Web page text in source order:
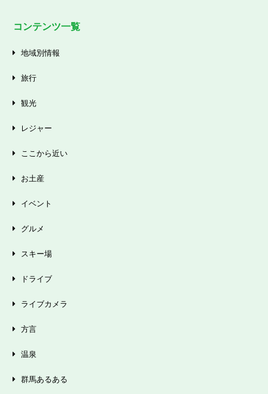
コンテンツ一覧
地域別情報
旅行
観光
レジャー
ここから近い
お土産
イベント
グルメ
スキー場
ドライブ
ライブカメラ
方言
温泉
群馬あるある